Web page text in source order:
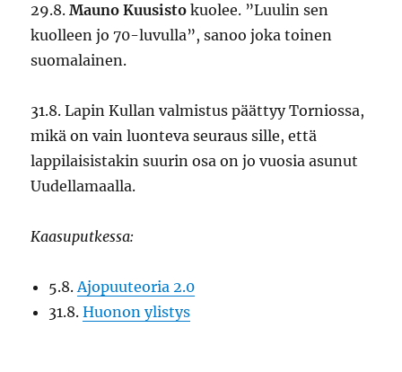
29.8.Mauno Kuusisto kuolee. ”Luulin sen
kuolleen jo 70-luvulla”, sanoo joka toinen
suomalainen.
31.8. Lapin Kullan valmistus päättyy Torniossa,
mikä on vain luonteva seuraus sille, että
lappilaisistakin suurin osa on jo vuosia asunut
Uudellamaalla.
Kaasuputkessa:
5.8.Ajopuuteoria 2.0
31.8.Huonon ylistys